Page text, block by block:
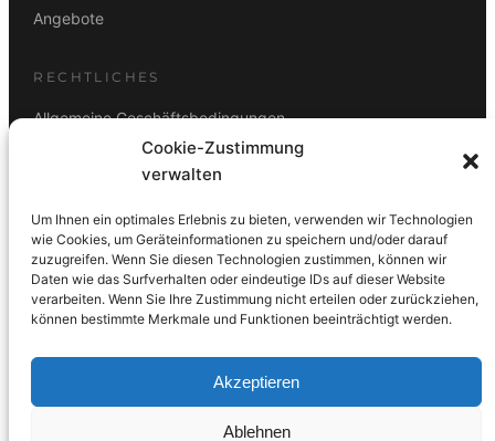
Cookie-Zustimmung
verwalten
Um Ihnen ein optimales Erlebnis zu bieten, verwenden wir Technologien
wie Cookies, um Geräteinformationen zu speichern und/oder darauf
zuzugreifen. Wenn Sie diesen Technologien zustimmen, können wir
Daten wie das Surfverhalten oder eindeutige IDs auf dieser Website
verarbeiten. Wenn Sie Ihre Zustimmung nicht erteilen oder zurückziehen,
können bestimmte Merkmale und Funktionen beeinträchtigt werden.
Akzeptieren
Ablehnen
Angebote
RECHTLICHES
Allgemeine Geschäftsbedingungen
Rücktrittsbelehrung
ZAHLUNGSARTEN
Vorkasse Visa Mastercard Link PayPal
G-Pay